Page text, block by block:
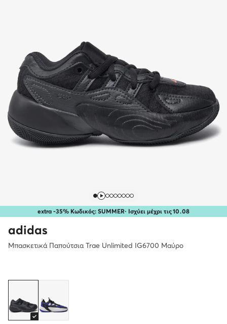
extra -35% Κωδικός: SUMMER· Ισχύει μέχρι τις10.08
adidas
Μπασκετικά Παπούτσια Trae Unlimited IG6700 Μαύρο